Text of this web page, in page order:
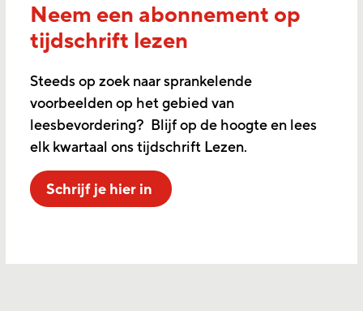
Neem een abonnement op
tijdschrift lezen
Steeds op zoek naar sprankelende
voorbeelden op het gebied van
leesbevordering? Blijf op de hoogte en lees
elk kwartaal ons tijdschrift Lezen.
Schrijf je hier in